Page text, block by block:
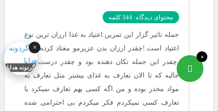
محتوای دیدگاه: 344 کلمه
جمله تاثیر گزار این تمرین:اعتیاد به غذا ارزان ترین نوع
اعتیاد است.!چقدر ارزان بدن عزیزمو معتاد کرده بودم
.چقدر این جمله تکان دهنده بود و چقدر درست .چه
جالبه که تا الان تعارف به غذای بیشتر مثل تعارف به
مواد مخدر بوده و من اگه کسی بهم تعارف نمیکرد یا
تعارف کسی نمیکردم فکر میکردم بی احترامی شده
×
×
گردونه هدایا